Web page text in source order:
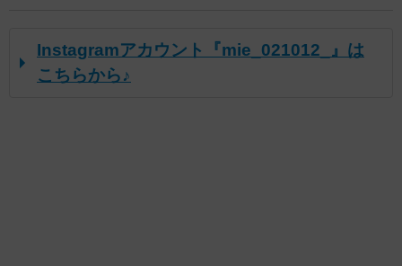
Instagramアカウント『mie_021012_』は
こちらから♪